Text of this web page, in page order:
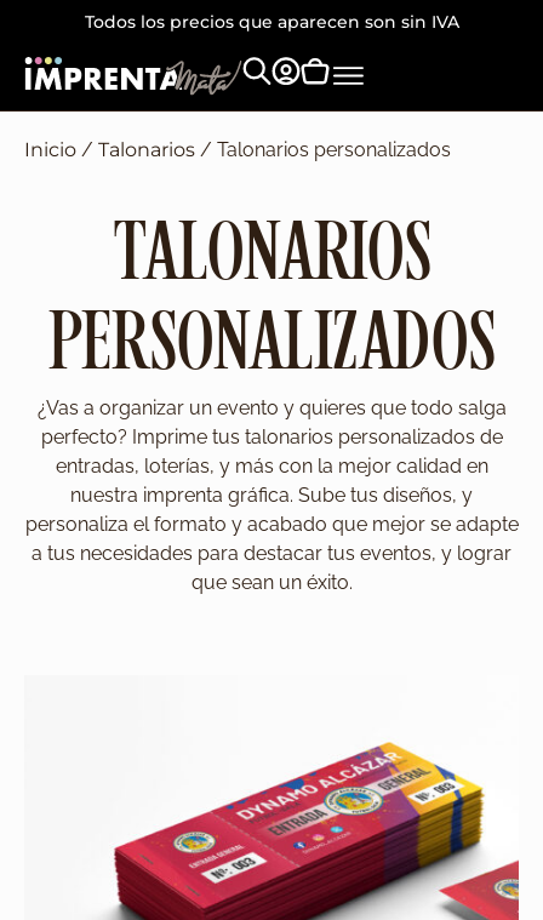
Todos los precios que aparecen son sin IVA
Inicio / Talonarios / Talonarios personalizados
TALONARIOS
PERSONALIZADOS
¿Vas a organizar un evento y quieres que todo salga
perfecto? Imprime tus talonarios personalizados de
entradas, loterías, y más con la mejor calidad en
nuestra imprenta gráfica. Sube tus diseños, y
personaliza el formato y acabado que mejor se adapte
a tus necesidades para destacar tus eventos, y lograr
que sean un éxito.